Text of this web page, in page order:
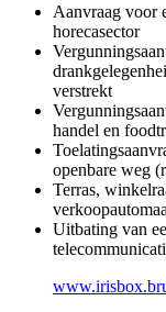
Aanvraag voor
horecasector
verstrekt
handel en
openbare weg
Terras,
Uitbating van